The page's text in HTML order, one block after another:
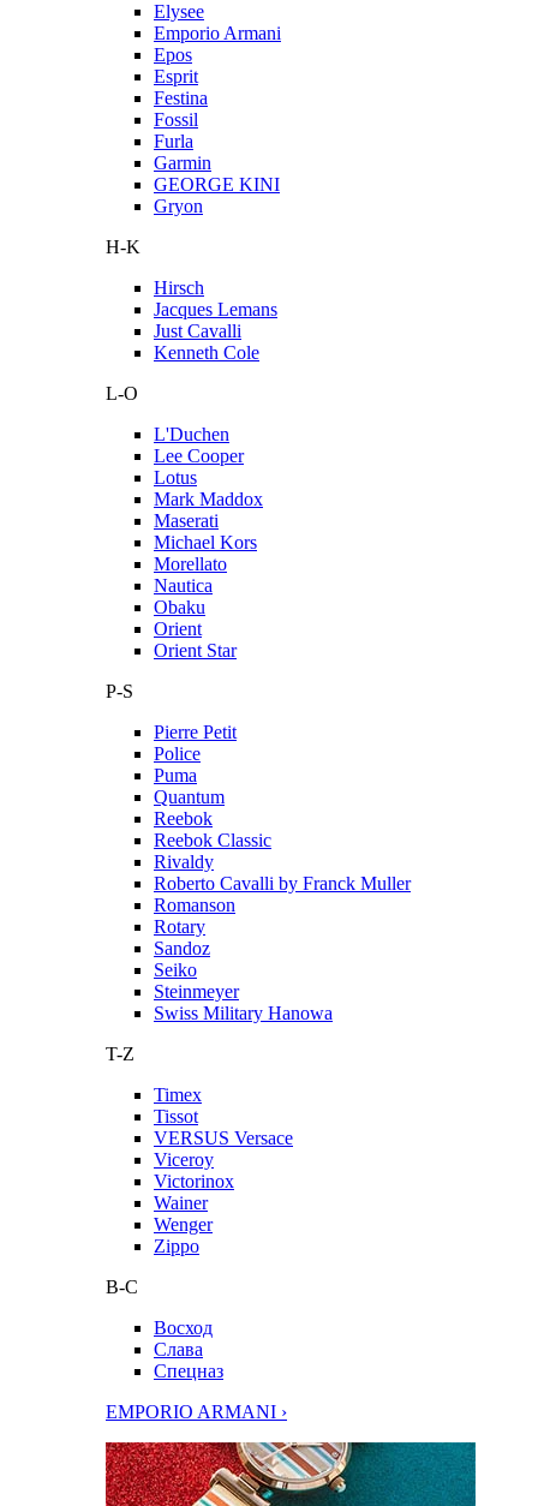
Elysee
Emporio Armani
Epos
Esprit
Festina
Fossil
Furla
Garmin
GEORGE KINI
Gryon
H-K
Hirsch
Jacques Lemans
Just Cavalli
Kenneth Cole
L-O
L'Duchen
Lee Cooper
Lotus
Mark Maddox
Maserati
Michael Kors
Morellato
Nautica
Obaku
Orient
Orient Star
P-S
Pierre Petit
Police
Puma
Quantum
Reebok
Reebok Classic
Rivaldy
Roberto Cavalli by Franck Muller
Romanson
Rotary
Sandoz
Seiko
Steinmeyer
Swiss Military Hanowa
T-Z
Timex
Tissot
VERSUS Versace
Viceroy
Victorinox
Wainer
Wenger
Zippo
В-С
Восход
Слава
Спецназ
EMPORIO ARMANI ›